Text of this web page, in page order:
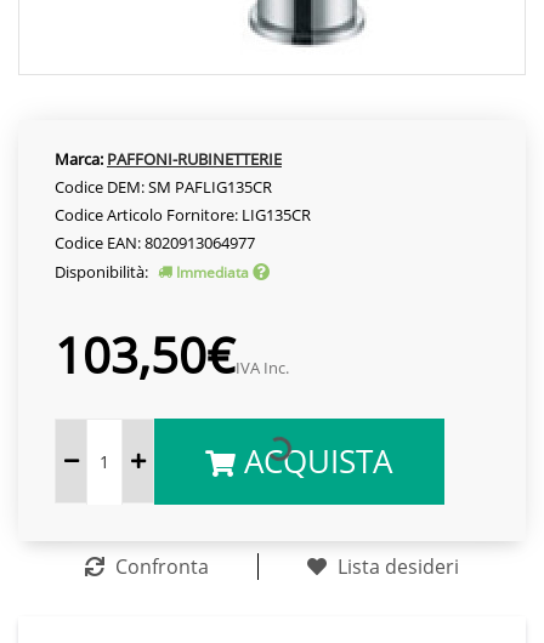
Marca: PAFFONI-RUBINETTERIE
Codice DEM: SM PAFLIG135CR
Codice Articolo Fornitore: LIG135CR
Codice EAN: 8020913064977
Disponibilità:
Immediata
103,50€IVA Inc.
ACQUISTA
Confronta Lista desideri